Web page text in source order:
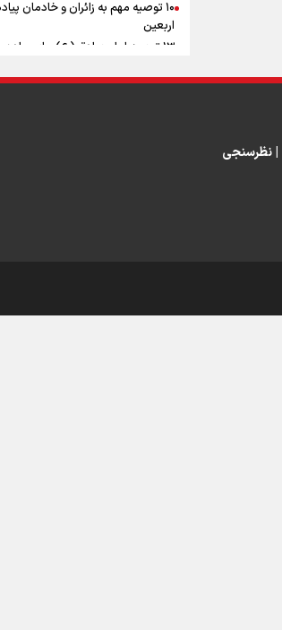
اسلامی
۱۰ توصیه مهم به زائران و خادمان
اربعین
۱۳ توصیه امام صادق (ع) برای
۲۰ توصیه کاربردی برای شرکت در
نظرسنجی